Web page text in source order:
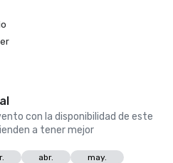
con la disponibilidad de este
a tener mejor
abr.
may.